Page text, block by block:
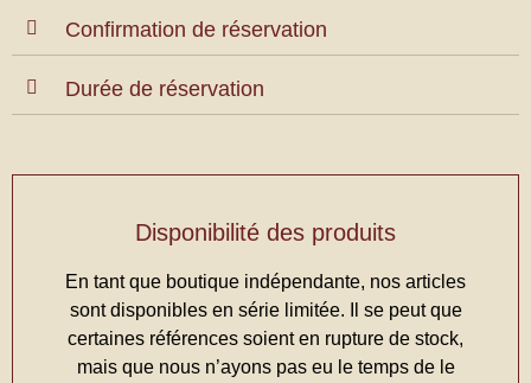
Confirmation de réservation
Durée de réservation
Disponibilité des produits
En tant que boutique indépendante, nos articles
sont disponibles en série limitée. Il se peut que
certaines références soient en rupture de stock,
mais que nous n’ayons pas eu le temps de le